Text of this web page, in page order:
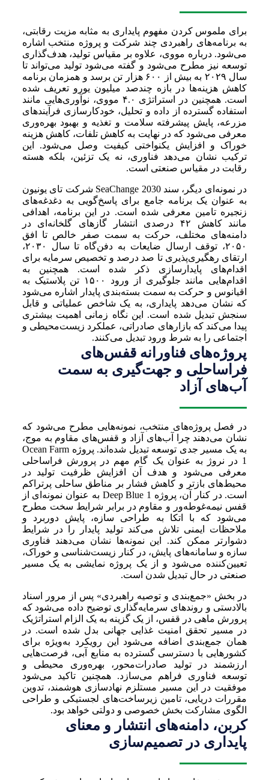
برای ملموس کردن مفهوم پایداری به مثابه مزیت رقابتی،
به برنامه‌های راهبردی چند شرکت و پروژه منتخب اشاره
می‌شود. درباره مووی، علاوه بر مقیاس تولید، هدف‌گذاری
توسعه نیز مطرح می‌شود و گفته می‌شود تولید می‌تواند تا
سال ۲۰۲۹ به بیش از ۶۰۰ هزار تن برسد و همزمان برنامه
کاهش هزینه‌ها در بازه چندصد میلیون یورو تعریف شده
است. همچنین در استراتژی ۴.۰ مووی، نوآوری‌هایی مانند
استفاده گسترده از داده و تحلیل، خودکارسازی فرآیندهای
مزرعه، پایش پیشرفته سلامت و تغذیه و بهبود بهره‌وری
معرفی می‌شود که در نهایت به کاهش تلفات، کاهش هزینه
خوراک و افزایش یکنواختی کیفیت وصل می‌شود. این
ترکیب نشان می‌دهد فناوری، نه یک تزئین، بلکه هسته
رقابت در مقیاس صنعتی است.
در نمونه‌ای دیگر، سند SeaChange 2030 شرکت تای یونیون
به عنوان یک برنامه جامع برای پاسخ‌گویی به دغدغه‌های
زنجیره تامین معرفی شده است. در این برنامه، اهدافی
مانند کاهش ۴۲ درصدی انتشار گازهای گلخانه‌ای در
دامنه‌های مختلف، حرکت به سمت صفر خالص تا افق
۲۰۵۰، توقف ارسال ضایعات به دفن‌گاه تا سال ۲۰۳۰،
ارتقای رهگیری‌پذیری تا صد درصد و تخصیص سرمایه برای
اقدام‌های پایدارسازی ذکر شده است. همچنین به
اقدام‌هایی مانند جلوگیری از ورود ۱۵۰۰ تن پلاستیک به
اقیانوس و حرکت به سمت بسته‌بندی پایدار اشاره می‌شود
که نشان می‌دهد پایداری، به یک شاخص عملیاتی و قابل
سنجش تبدیل شده است. این نگاه زمانی اهمیت بیشتری
پیدا می‌کند که بازارهای صادراتی، عملکرد زیست‌محیطی و
اجتماعی را به شرط ورود تبدیل می‌کنند.
پروژه‌های فناورانه قفس‌های
فراساحلی و جهت‌گیری به سمت
آب‌های آزاد
در فصل پروژه‌های منتخب، نمونه‌هایی مطرح می‌شود که
نشان می‌دهند چرا آب‌های آزاد و قفس‌های مقاوم به موج،
به یک مسیر جدی توسعه تبدیل شده‌اند. پروژه Ocean Farm
1 در نروژ به عنوان یک گام مهم در پرورش فراساحلی
معرفی می‌شود و هدف آن افزایش ظرفیت تولید در
محیط‌های بازتر و کاهش فشار بر مناطق ساحلی پرتراکم
است. در کنار آن، پروژه Deep Blue 1 به عنوان نمونه‌ای از
قفس نیمه‌غوطه‌ور و مقاوم در برابر شرایط سخت مطرح
می‌شود که با اتکا به طراحی سازه، پایش دوربرد و
ملاحظات ایمنی تلاش می‌کند تولید پایدار را در شرایط
دشوارتر ممکن کند. این نمونه‌ها نشان می‌دهند فناوری
سازه و سامانه‌های پایش، در کنار زیست‌شناسی و خوراک،
تعیین‌کننده می‌شود و از یک پروژه نمایشی به یک مسیر
صنعتی در حال تبدیل شدن است.
در بخش «جمع‌بندی و توصیه راهبردی» پس از مرور اسناد
بالادستی و روندهای سرمایه‌گذاری توضیح داده می‌شود که
پرورش ماهی در قفس، از یک گزینه به یک الزام استراتژیک
در مسیر تحقق امنیت غذایی جهانی بدل شده است. در
همان جمع‌بندی اضافه می‌شود این رویکرد به‌ویژه برای
کشورهایی با دسترسی گسترده به منابع آبی، فرصت‌هایی
ارزشمند در تولید صادرات‌محور، بهره‌وری محیطی و
توسعه فناوری فراهم می‌سازد. همچنین تاکید می‌شود
موفقیت در این مسیر مستلزم نهادسازی هوشمند، تدوین
مقررات دریایی، تامین زیرساخت‌های لجستیکی و طراحی
الگوی مشارکت بخش خصوصی و دولتی خواهد بود.
کربن، دامنه‌های انتشار و معنای
پایداری در تصمیم‌سازی